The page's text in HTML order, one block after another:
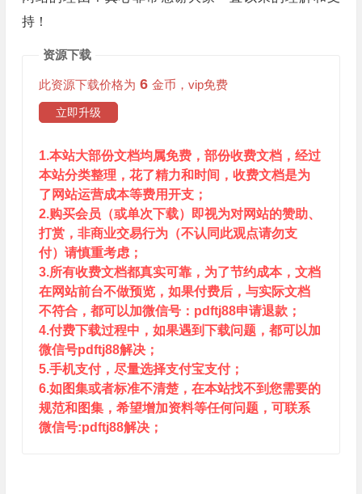
持！
资源下载
此资源下载价格为 6 金币，vip免费
立即升级
1.本站大部份文档均属免费，部份收费文档，经过
本站分类整理，花了精力和时间，收费文档是为
了网站运营成本等费用开支；
2.购买会员（或单次下载）即视为对网站的赞助、
打赏，非商业交易行为（不认同此观点请勿支
付）请慎重考虑；
3.所有收费文档都真实可靠，为了节约成本，文档
在网站前台不做预览，如果付费后，与实际文档
不符合，都可以加微信号：pdftj88申请退款；
4.付费下载过程中，如果遇到下载问题，都可以加
微信号pdftj88解决；
5.手机支付，尽量选择支付宝支付；
6.如图集或者标准不清楚，在本站找不到您需要的
规范和图集，希望增加资料等任何问题，可联系
微信号:pdftj88解决；